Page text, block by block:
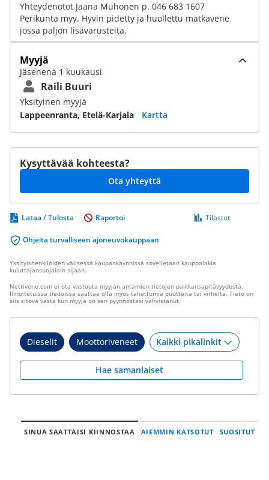
Yhteydenotot Jaana Muhonen p. 046 683 1607
Perikunta myy. Hyvin pidetty ja huollettu matkavene
jossa paljon lisävarusteita.
Myyjä
Jäsenenä 1 kuukausi
Raili Buuri
Yksityinen myyjä
Lappeenranta, Etelä-Karjala
Kartta
Kysyttävää kohteesta?
Ota yhteyttä
Lataa / Tulosta
Ohjeita turvalliseen ajoneuvokauppaan
Tilastot
Raportoi
Yksityishenkilöiden välisessä kaupankäynnissä sovelletaan kauppalakia
kuluttajansuojalain sijaan.
Nettivene.com ei ota vastuuta myyjän antamien tietojen paikkansapitävyydestä.
Ilmoitetuissa tiedoissa saattaa olla myös tahattomia puutteita tai virheitä. Tieto on
siis sitova vasta kun myyjä on sen pyynnöstäsi vahvistanut.
Dieselit Moottoriveneet
Hae samanlaiset
SINUA SAATTAISI KIINNOSTAA AIEMMIN KATSOTUT SUOSITUT